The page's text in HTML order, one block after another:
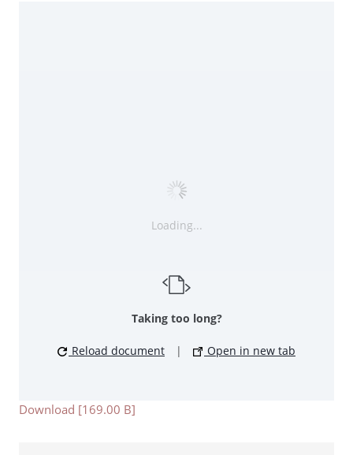
Loading...
Taking too long?
Reload document | Open in new tab
Download [169.00 B]